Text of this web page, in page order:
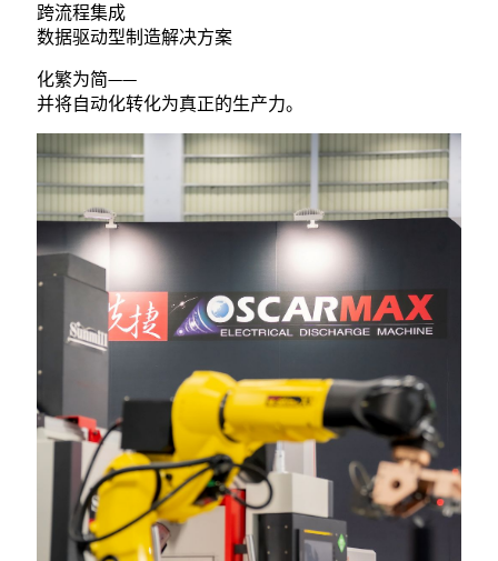
跨流程集成
数据驱动型制造解决方案
化繁为简——
并将自动化转化为真正的生产力。